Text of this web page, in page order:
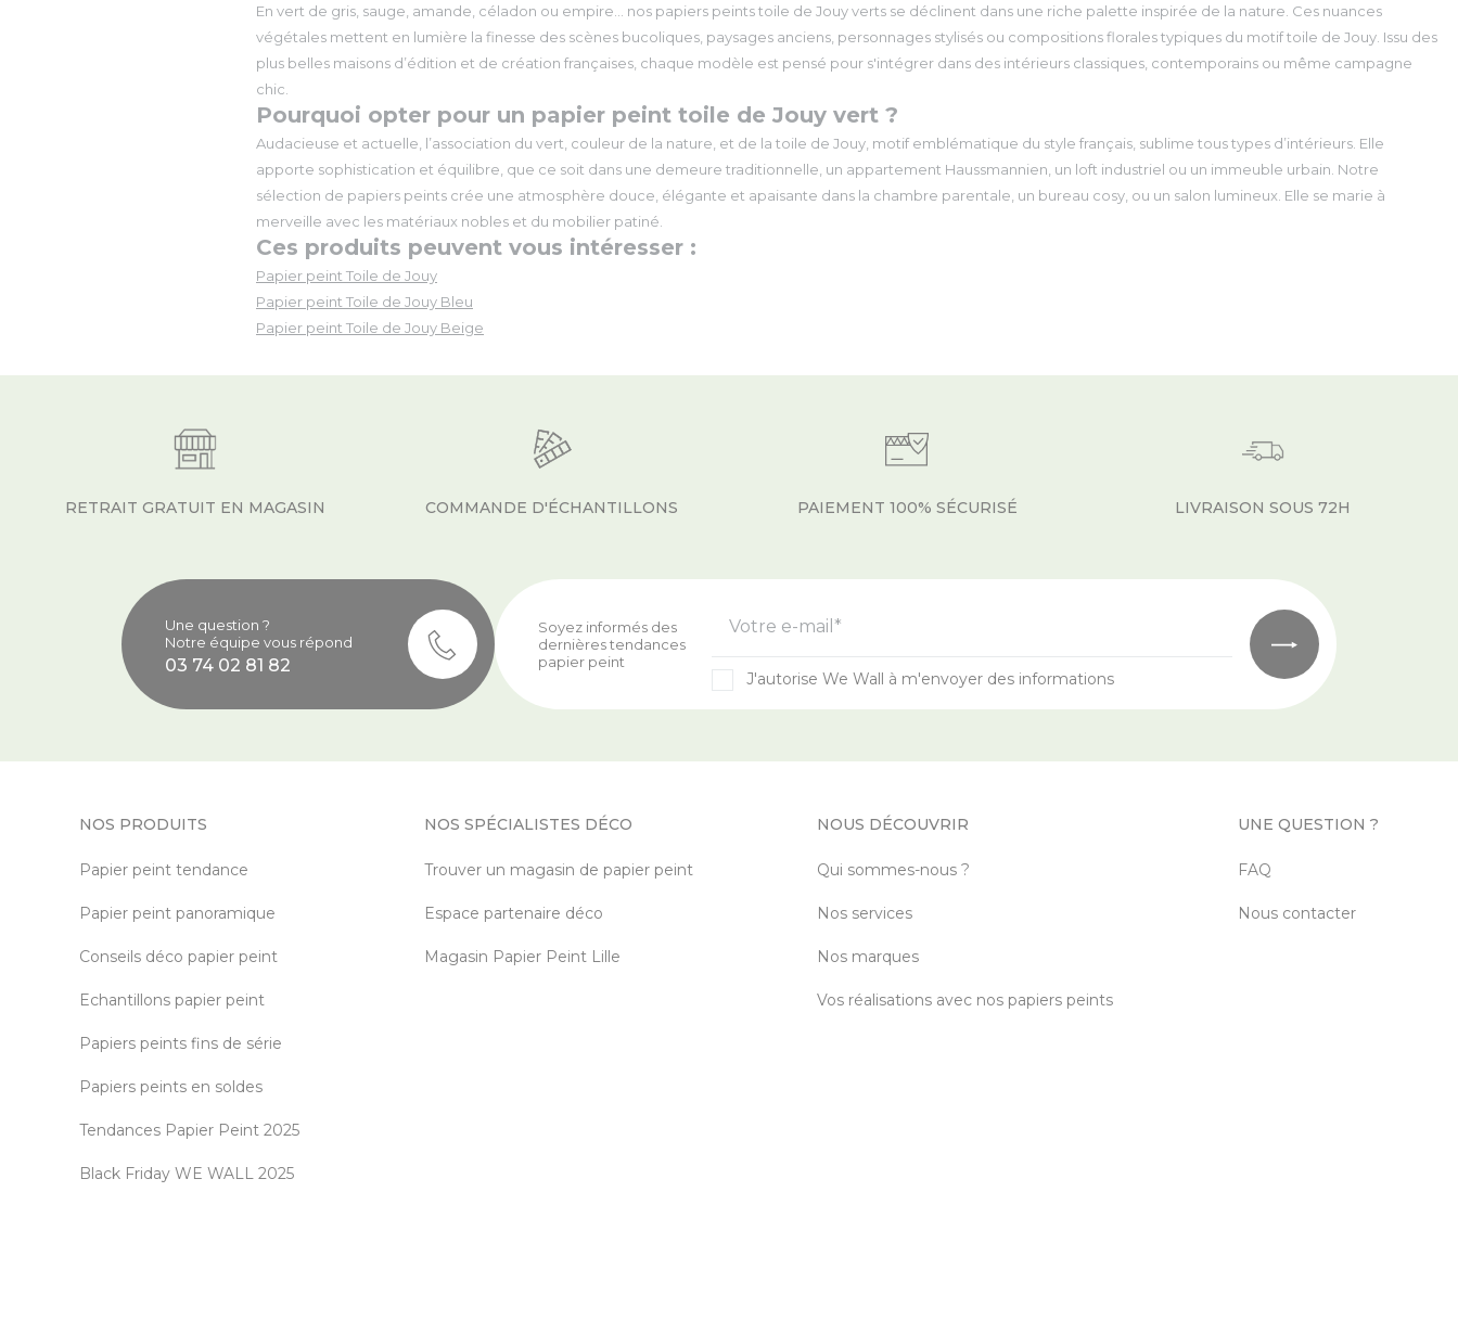
En vert de gris, sauge, amande, céladon ou empire… nos papiers peints toile de Jouy verts se déclinent dans une riche palette inspirée de la nature. Ces nuances
végétales mettent en lumière la finesse des scènes bucoliques, paysages anciens, personnages stylisés ou compositions florales typiques du motif toile de Jouy. Issu des
plus belles maisons d’édition et de création françaises, chaque modèle est pensé pour s'intégrer dans des intérieurs classiques, contemporains ou même campagne
chic.
Pourquoi opter pour un papier peint toile de Jouy vert ?
Audacieuse et actuelle, l’association du vert, couleur de la nature, et de la toile de Jouy, motif emblématique du style français, sublime tous types d’intérieurs. Elle
apporte sophistication et équilibre, que ce soit dans une demeure traditionnelle, un appartement Haussmannien, un loft industriel ou un immeuble urbain. Notre
sélection de papiers peints crée une atmosphère douce, élégante et apaisante dans la chambre parentale, un bureau cosy, ou un salon lumineux. Elle se marie à
merveille avec les matériaux nobles et du mobilier patiné.
Ces produits peuvent vous intéresser :
Papier peint Toile de Jouy
Papier peint Toile de Jouy Bleu
Papier peint Toile de Jouy Beige
RETRAIT GRATUIT EN MAGASIN COMMANDE D'ÉCHANTILLONS PAIEMENT 100% SÉCURISÉ LIVRAISON SOUS 72H
Une question ?
Notre équipe vous répond
03 74 02 81 82
Soyez informés des
dernières tendances
papier peint
Votre e-mail*
J'autorise We Wall à m'envoyer des informations
NOS PRODUITS
Papier peint tendance
Papier peint panoramique
Conseils déco papier peint
Echantillons papier peint
Papiers peints fins de série
Papiers peints en soldes
Tendances Papier Peint 2025
Black Friday WE WALL 2025
NOS SPÉCIALISTES DÉCO
Trouver un magasin de papier peint
Espace partenaire déco
Magasin Papier Peint Lille
NOUS DÉCOUVRIR
Qui sommes-nous ?
Nos services
Nos marques
Vos réalisations avec nos papiers peints
UNE QUESTION ?
FAQ
Nous contacter